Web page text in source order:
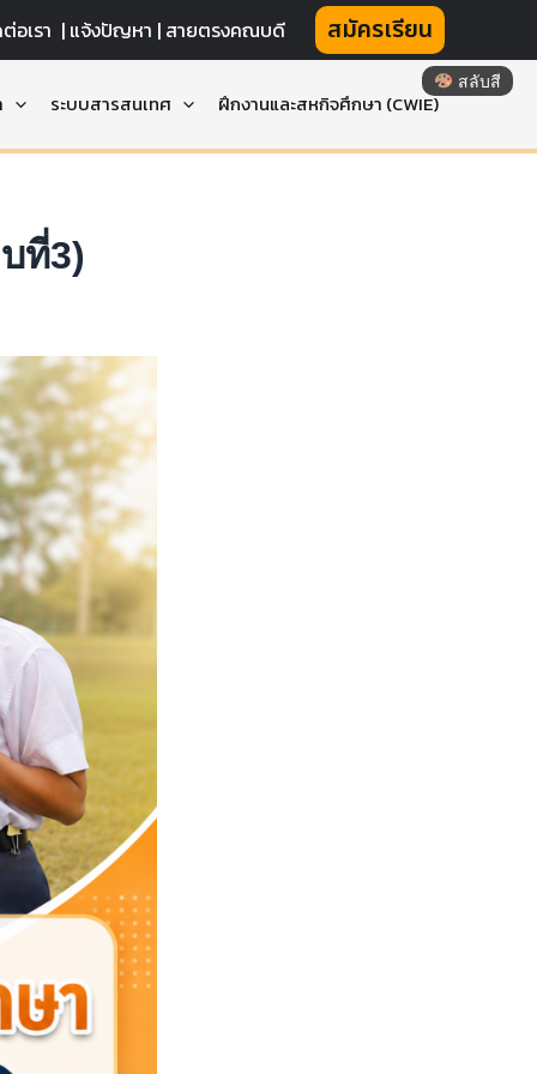
อเรา | แจ้งปัญหา | สายตรงคณบดี สมัครเรียน
ระบบสารสนเทศ ฝึกงานและสหกิจศึกษา (CWIE)
ที่3)
สลับสี